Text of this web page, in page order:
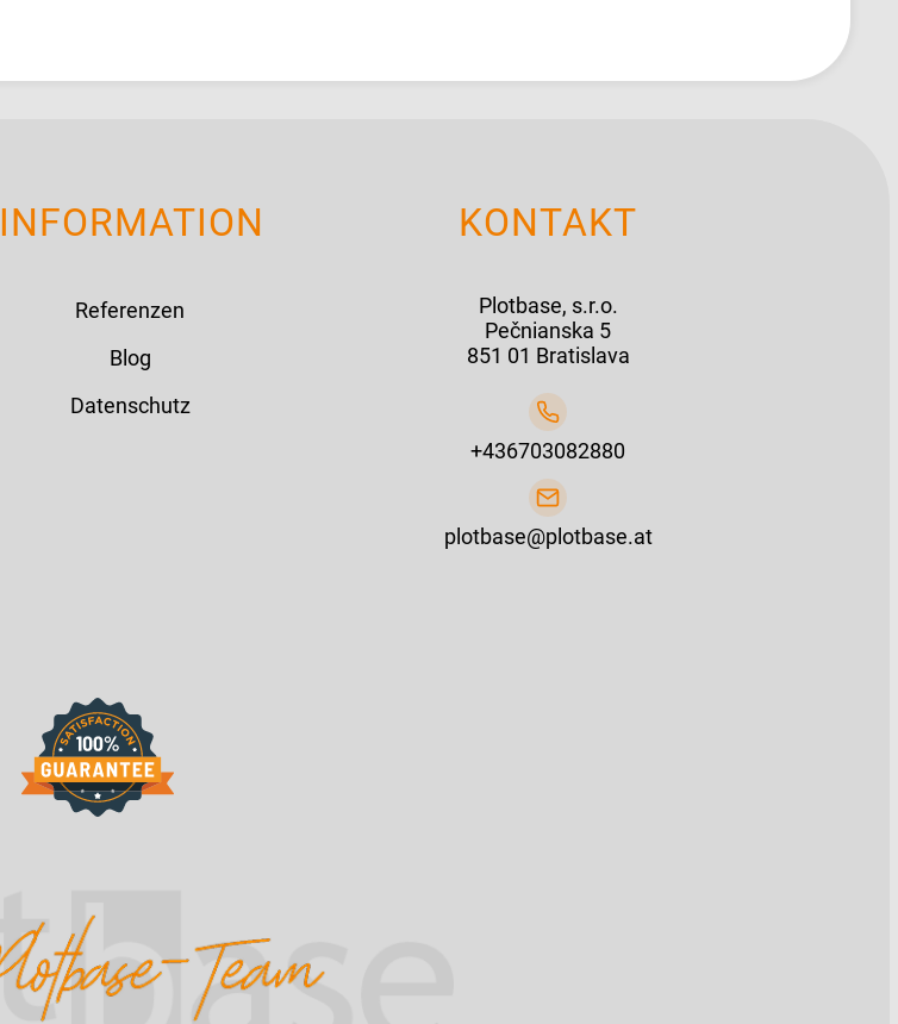
INFORMATION
Referenzen
Blog
Datenschutz
KONTAKT
Plotbase, s.r.o.
Pečnianska 5
851 01 Bratislava
+436703082880
plotbase@plotbase.at